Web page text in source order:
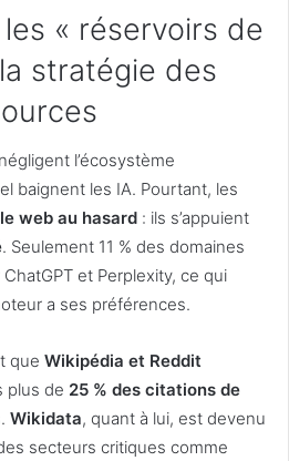
les « réservoirs de
stratégie des
l’écosystème
baignent les IA. Pourtant, les
web au hasard : ils s’appuient
. Seulement 11 % des domaines
et Perplexity, ce qui
a ses préférences.
que Wikipédia et Reddit
plus de 25 % des citations de
Wikidata, quant à lui, est devenu
secteurs critiques comme